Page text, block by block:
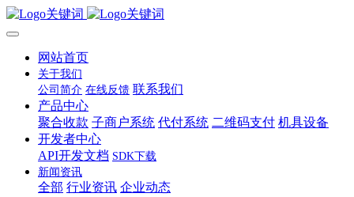
网站首页
关于我们
公司简介 在线反馈 联系我们
产品中心
聚合收款 子商户系统 代付系统 二维码支付 机具设备
开发者中心
API开发文档 SDK下载
新闻资讯
全部 行业资讯 企业动态